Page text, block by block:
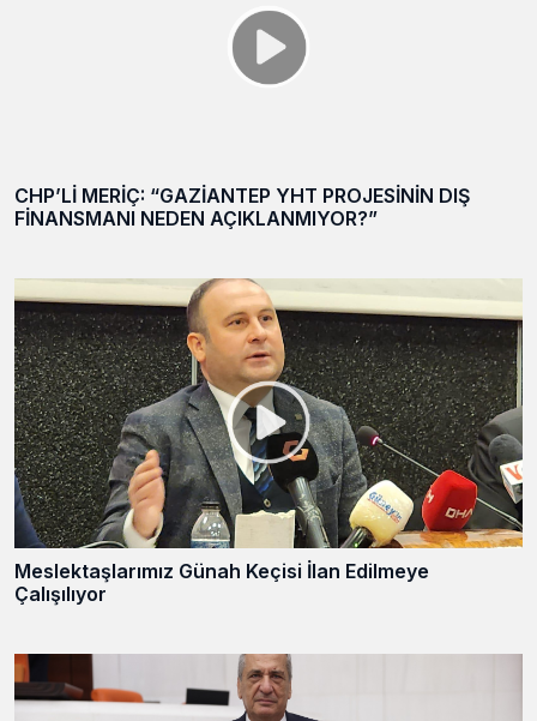
CHP’Lİ MERİÇ: “GAZİANTEP YHT PROJESİNİN DIŞ
FİNANSMANI NEDEN AÇIKLANMIYOR?”
Meslektaşlarımız Günah Keçisi İlan Edilmeye
Çalışılıyor